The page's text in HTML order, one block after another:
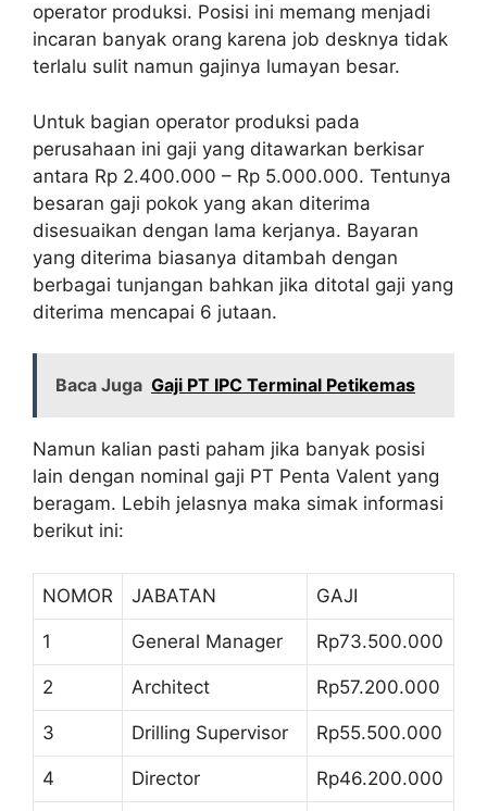
operator produksi. Posisi ini memang menjadi
incaran banyak orang karena job desknya tidak
terlalu sulit namun gajinya lumayan besar.
Untuk bagian operator produksi pada
perusahaan ini gaji yang ditawarkan berkisar
antara Rp 2.400.000 – Rp 5.000.000. Tentunya
besaran gaji pokok yang akan diterima
disesuaikan dengan lama kerjanya. Bayaran
yang diterima biasanya ditambah dengan
berbagai tunjangan bahkan jika ditotal gaji yang
diterima mencapai 6 jutaan.
Baca Juga Gaji PT IPC Terminal Petikemas
Namun kalian pasti paham jika banyak posisi
lain dengan nominal gaji PT Penta Valent yang
beragam. Lebih jelasnya maka simak informasi
berikut ini:
NOMOR JABATAN GAJI
1 General Manager Rp73.500.000
2 Architect Rp57.200.000
3 Drilling Supervisor Rp55.500.000
4 Director Rp46.200.000